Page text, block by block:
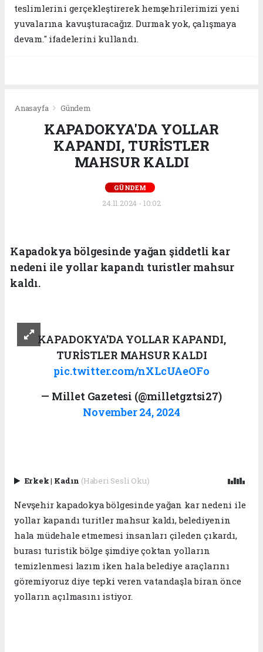
teslimlerini gerçekleştirerek hemşehrilerimizi yeni
yuvalarına kavuşturacağız. Durmak yok, çalışmaya
devam." ifadelerini kullandı.
Anasayfa Gündem
KAPADOKYA'DA YOLLAR
KAPANDI, TURİSTLER
MAHSUR KALDI
GÜNDEM
24.11.2024 - 10:02
Kapadokya bölgesinde yağan şiddetli kar
nedeni ile yollar kapandı turistler mahsur
kaldı.
KAPADOKYA'DA YOLLAR KAPANDI,
TURİSTLER MAHSUR KALDI
pic.twitter.com/nXLcUAeOFo
— Millet Gazetesi (@milletgztsi27)
November 24, 2024
Erkek| Kadın (Haberi Sesli Oku)
Nevşehir kapadokya bölgesinde yağan kar nedeni ile
yollar kapandı turitler mahsur kaldı, belediyenin
hala müdehale etmemesi insanları çileden çıkardı,
burası turistik bölge şimdiye çoktan yolların
temizlenmesi lazım iken hala belediye araçlarını
göremiyoruz diye tepki veren vatandaşla biran önce
yolların açılmasını istiyor.